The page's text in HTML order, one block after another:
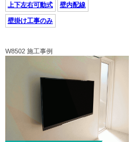
上下左右可動式 壁内配線
壁掛け工事のみ
W8502 施工事例